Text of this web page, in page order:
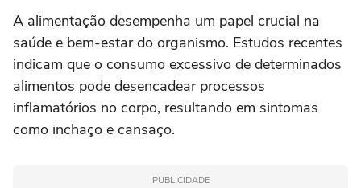
A alimentação desempenha um papel crucial na
saúde e bem-estar do organismo. Estudos recentes
indicam que o consumo excessivo de determinados
alimentos pode desencadear processos
inflamatórios no corpo, resultando em sintomas
como inchaço e cansaço.
PUBLICIDADE